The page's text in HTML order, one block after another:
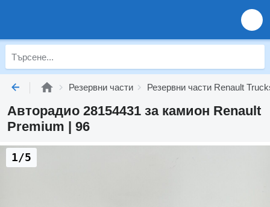
Резервни части Резервни части Renault
Авторадио 28154431 за камион Renault
Premium | 96
1/5